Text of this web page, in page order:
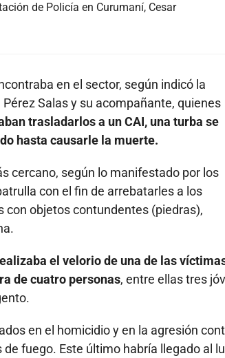
de Policía en Curumaní, Cesar
en el sector, según indicó la
Salas y su acompañante, quienes
trasladarlos a un CAI, una turba se
hasta causarle la muerte.
cercano, según lo manifestado por los
con el fin de arrebatarles a los
con objetos contundentes (piedras),
el velorio de una de las
de cuatro personas, entre ellas tres
en el homicidio y en la agresión
fuego. Este último habría llegado al